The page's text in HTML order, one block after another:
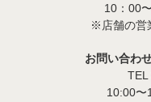
10：00
※店舗の営
お問い合わ
10:00〜